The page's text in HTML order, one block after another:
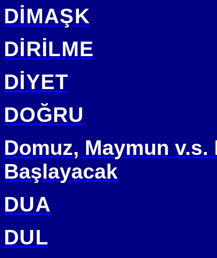
DİMAŞK
DİRİLME
DİYET
DOĞRU
Domuz, Maymun v.s.
Başlayacak
DUA
DUL